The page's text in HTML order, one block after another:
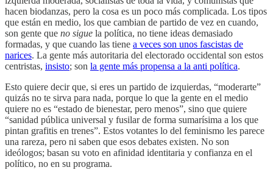
hacen biodanzas, pero la cosa es un poco más complicada. Los tipos
que están en medio, los que cambian de partido de vez en cuando,
son gente que no sigue la política, no tiene ideas demasiado
formadas, y que cuando las tiene a veces son unos fascistas de
narices. La gente más autoritaria del electorado occidental son estos
centristas, insisto; son la gente más propensa a la anti política.
Esto quiere decir que, si eres un partido de izquierdas, “moderarte”
quizás no te sirva para nada, porque lo que la gente en el medio
quiere no es “estado de bienestar, pero menos”, sino que quiere
“sanidad pública universal y fusilar de forma sumarísima a los que
pintan grafitis en trenes”. Estos votantes lo del feminismo les parece
una rareza, pero ni saben que esos debates existen. No son
ideólogos; basan su voto en afinidad identitaria y confianza en el
político, no en su programa.